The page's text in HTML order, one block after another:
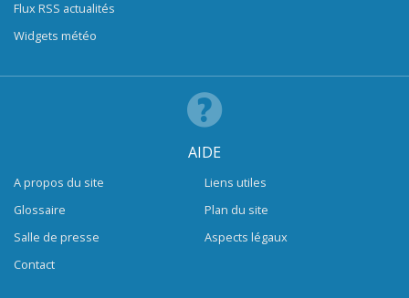
Flux RSS actualités
Widgets météo
AIDE
A propos du site
Glossaire
Salle de presse
Contact
Liens utiles
Plan du site
Aspects légaux